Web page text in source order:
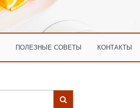
ПОЛЕЗНЫЕ СОВЕТЫ КОНТАКТЫ